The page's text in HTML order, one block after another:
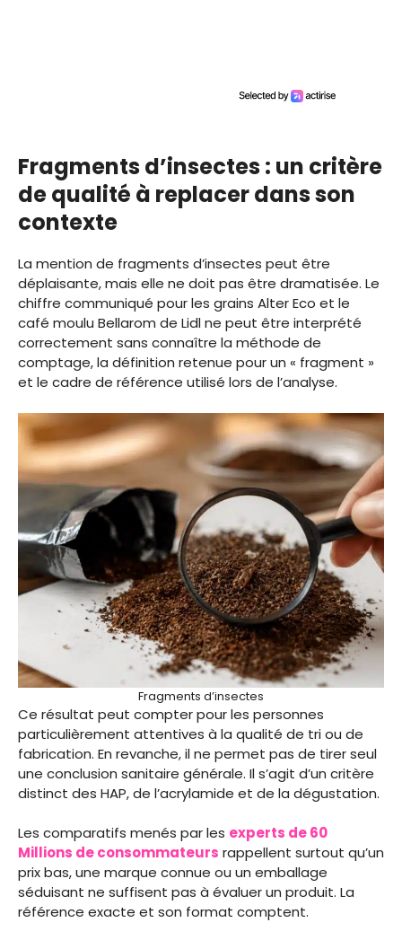
Fragments d’insectes : un critère
de qualité à replacer dans son
contexte
La mention de fragments d’insectes peut être
déplaisante, mais elle ne doit pas être dramatisée. Le
chiffre communiqué pour les grains Alter Eco et le
café moulu Bellarom de Lidl ne peut être interprété
correctement sans connaître la méthode de
comptage, la définition retenue pour un « fragment »
et le cadre de référence utilisé lors de l’analyse.
Fragments d’insectes
Ce résultat peut compter pour les personnes
particulièrement attentives à la qualité de tri ou de
fabrication. En revanche, il ne permet pas de tirer seul
une conclusion sanitaire générale. Il s’agit d’un critère
distinct des HAP, de l’acrylamide et de la dégustation.
Les comparatifs menés par les experts de 60
Millions de consommateurs rappellent surtout qu’un
prix bas, une marque connue ou un emballage
séduisant ne suffisent pas à évaluer un produit. La
référence exacte et son format comptent.